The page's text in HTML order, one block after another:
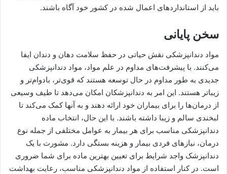
باید از استانداردهای اعمال شده در کشور خود آگاه باشند.
سخن پایانی
مواد دندانپزشکی نقش حیاتی در حفظ سلامت دهان و دندان ایفا
می‌کنند. با پیشرفت‌های مداوم در علم مواد، مواد دندانپزشکی
جدیدی به طور مداوم در حال توسعه هستند که قوی‌تر، بادوام‌تر و
زیباتر هستند. این امر به دندانپزشکان امکان می‌دهد تا طیف وسیعی
از درمان‌ها را برای بیماران خود ارائه دهند و به آنها کمک می‌کند تا
لبخندی سالم و زیبا داشته باشند. با این حال، انتخاب ماده
دندانپزشکی مناسب برای هر بیمار به عوامل مختلفی از جمله نوع
درمان، نیازهای فردی بیمار و هزینه بستگی دارد. مشورت با یک
دندانپزشک واجد شرایط برای تعیین بهترین ماده برای شما ضروری
است. در کنار استفاده از مواد دندانپزشکی مناسب، رعایت بهداشت